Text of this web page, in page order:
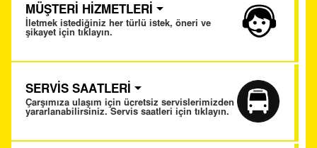
MÜŞTERİ HİZMETLERİ
İletmek istediğiniz her türlü istek, öneri ve
şikayet için tıklayın.
SERVİS SAATLERİ
Çarşımıza ulaşım için ücretsiz servislerimizden
yararlanabilirsiniz. Servis saatleri için tıklayın.